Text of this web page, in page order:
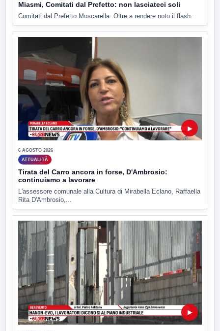
Miasmi, Comitati dal Prefetto: non lasciateci soli
Comitati dal Prefetto Moscarella. Oltre a rendere noto il flash...
▶
6 AGOSTO 2026
ATTUALITÀ
Tirata del Carro ancora in forse, D'Ambrosio:
continuiamo a lavorare
L'assessore comunale alla Cultura di Mirabella Eclano, Raffaella
Rita D'Ambrosio,...
▶